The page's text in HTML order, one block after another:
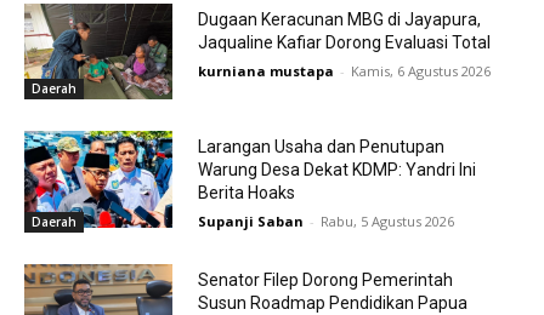
Daerah
Dugaan Keracunan MBG di Jayapura,
Jaqualine Kafiar Dorong Evaluasi Total
kurniana mustapa - Kamis, 6 Agustus 2026
Daerah
Larangan Usaha dan Penutupan
Warung Desa Dekat KDMP: Yandri Ini
Berita Hoaks
Supanji Saban - Rabu, 5 Agustus 2026
Senator Filep Dorong Pemerintah
Susun Roadmap Pendidikan Papua